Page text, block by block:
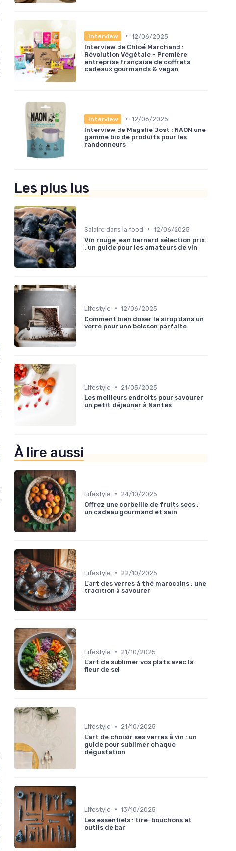
Interview • 12/06/2025
Interview de Chloé Marchand :
Révolution Végétale - Première
entreprise française de coffrets
cadeaux gourmands & vegan
Interview • 12/06/2025
Interview de Magalie Jost : NAON une
gamme bio de produits pour les
randonneurs
Les plus lus
Salaire dans la food • 12/06/2025
Vin rouge jean bernard sélection prix
: un guide pour les amateurs de vin
Lifestyle • 12/06/2025
Comment bien doser le sirop dans un
verre pour une boisson parfaite
Lifestyle •
21/05/2025
Les meilleurs endroits pour savourer
un petit déjeuner à Nantes
À lire aussi
Lifestyle •
24/10/2025
Offrez une corbeille de fruits secs :
un cadeau gourmand et sain
Lifestyle •
22/10/2025
L'art des verres à thé marocains : une
tradition à savourer
Lifestyle •
21/10/2025
L'art de sublimer vos plats avec la
fleur de sel
Lifestyle •
21/10/2025
L’art de choisir ses verres à vin : un
guide pour sublimer chaque
dégustation
Lifestyle • 13/10/2025
Les essentiels : tire-bouchons et
outils de bar